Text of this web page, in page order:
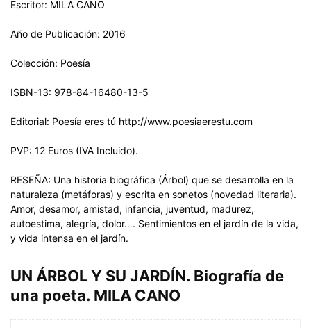
Escritor: MILA CANO
Año de Publicación: 2016
Colección: Poesía
ISBN-13: 978-84-16480-13-5
Editorial: Poesía eres tú http://www.poesiaerestu.com
PVP: 12 Euros (IVA Incluido).
RESEÑA: Una historia biográfica (Árbol) que se desarrolla en la
naturaleza (metáforas) y escrita en sonetos (novedad literaria).
Amor, desamor, amistad, infancia, juventud, madurez,
autoestima, alegría, dolor…. Sentimientos en el jardín de la vida,
y vida intensa en el jardín.
UN ÁRBOL Y SU JARDÍN. Biografía de
una poeta. MILA CANO